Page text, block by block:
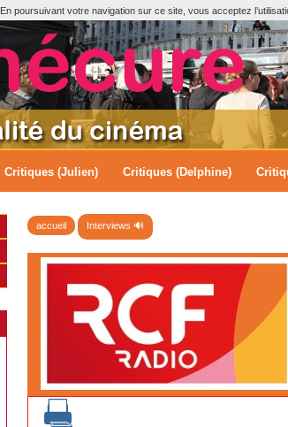
En poursuivant votre navigation sur ce site, vous acceptez
Critiques (Julien) Critiques (Delphine)
accueil Interviews 🔊